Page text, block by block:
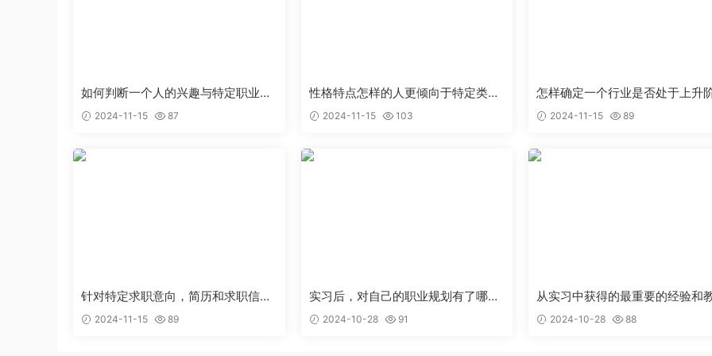
如何判断一个人的兴趣与特定职业能
够完美结合
2024-11-15 87
性格特点怎样的人更倾向于特定类型
的工作岗位
2024-11-15 103
怎样确定一个行业是否处于上升
段，值得作为求职目标
2024-11-15 89
针对特定求职意向，简历和求职信应
该如何优化
2024-11-15 89
实习后，对自己的职业规划有了哪些
新的认识和调整
2024-10-28 91
从实习中获得的最重要的经验和
是什么2024-10-28 88